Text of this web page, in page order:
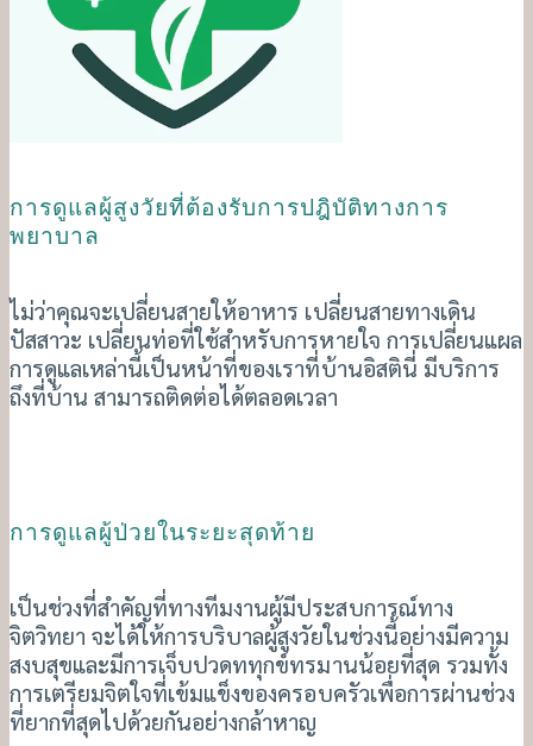
การดูแลผู้สูงวัยที่ต้องรับการปฎิบัติทางการ
พยาบาล
ไม่ว่าคุณจะเปลี่ยนสายให้อาหาร เปลี่ยนสายทางเดิน
ปัสสาวะ เปลี่ยนท่อที่ใช้สำหรับการหายใจ การเปลี่ยนแผล
การดูแลเหล่านี้เป็นหน้าที่ของเราที่บ้านอิสตินี่ มีบริการ
ถึงที่บ้าน สามารถติดต่อได้ตลอดเวลา
การดูแลผู้ป่วยในระยะสุดท้าย
เป็นช่วงที่สำคัญที่ทางทีมงานผู้มีประสบการณ์ทาง
จิตวิทยา จะได้ให้การบริบาลผู้สูงวัยในช่วงนี้อย่างมีความ
สงบสุขและมีการเจ็บปวดททุกข์ทรมานน้อยที่สุด รวมทั้ง
การเตรียมจิตใจที่เข้มแข็งของครอบครัวเพื่อการผ่านช่วง
ที่ยากที่สุดไปด้วยกันอย่างกล้าหาญ